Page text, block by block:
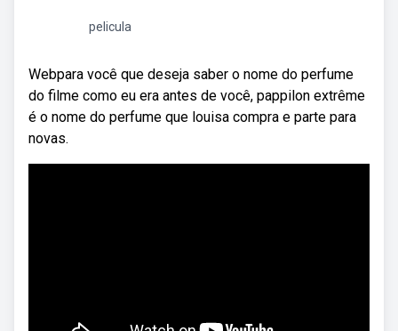
pelicula
Webpara você que deseja saber o nome do perfume
do filme como eu era antes de você, pappilon extrême
é o nome do perfume que louisa compra e parte para
novas.